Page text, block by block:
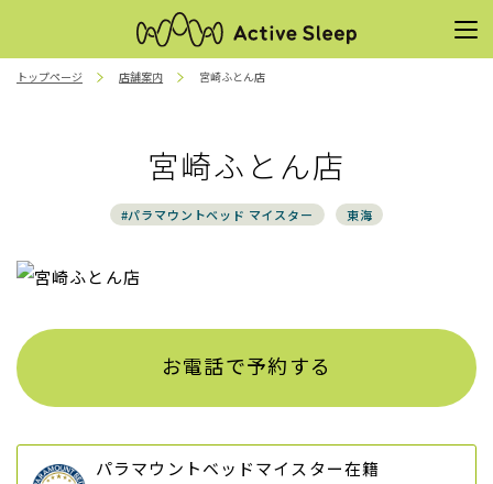
トップページ 店舗案内 宮崎ふとん店
宮崎ふとん店
#パラマウントベッド マイスター 東海
お電話で予約する
パラマウントベッドマイスター在籍